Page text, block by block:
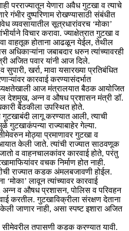
परराज्यातून येणारा अवैध गुटखा व त्याचे
गंभीर दुष्परिणाम रोखण्यासाठी संबंधीत
व्यवसायातील सूत्रधारांवरच ‘मोका’
विचार करावा. ज्याक्षेत्रात गुटखा व
वाहतूक होताना आढळून येईल, तेथील
जबाबदार धरुन त्यांच्यावरही
अजित पवार यांनी आज दिले.
खर्रा, मावा यसारख्या प्रतिबंधित
कारवाई करण्यासंदर्भात
आज मंत्रालयात बैठक आयोजित
देशमुख, अन्न व औषध प्रशासन मंत्री डॉ.
बैठकीला उपस्थित होते.
गुटखाबंदी लागू करण्यात आली, त्याची
राज्याबाहेर गेल्या.
मोठ्या प्रमाणावर गुटखा व
आयात केली जाते. त्यांची राज्यात साठवणूक
व वाहनचालकांवर कारवाई होते, परंतु
वचक निर्माण होत नाही.
राज्यात कडक अंमलबजावणी होईल.
‘मोका’ लावून त्यांच्यावर कारवाई
अन्न व औषध प्रशासन, पोलिस व परिवहन
करतील. गुटखाविक्रीला संरक्षण देताना
जाणार नाही, असा स्पष्ट इशारा अजित
सीमेवरील तपासणी कडक करण्यात यावी.